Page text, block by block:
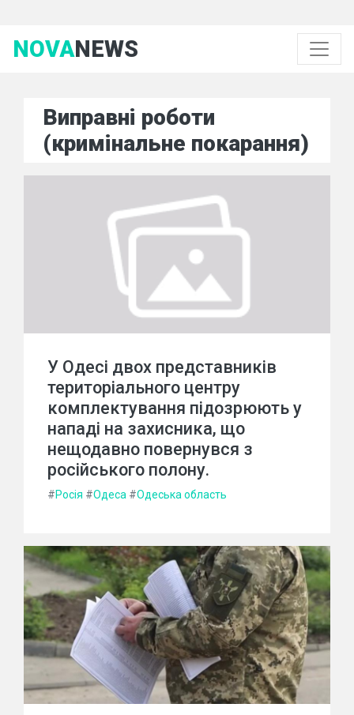
NOVANEWS
Виправні роботи
(кримінальне покарання)
У Одесі двох представників
територіального центру
комплектування підозрюють у
нападі на захисника, що
нещодавно повернувся з
російського полону.
#Росія #Одеса #Одеська область